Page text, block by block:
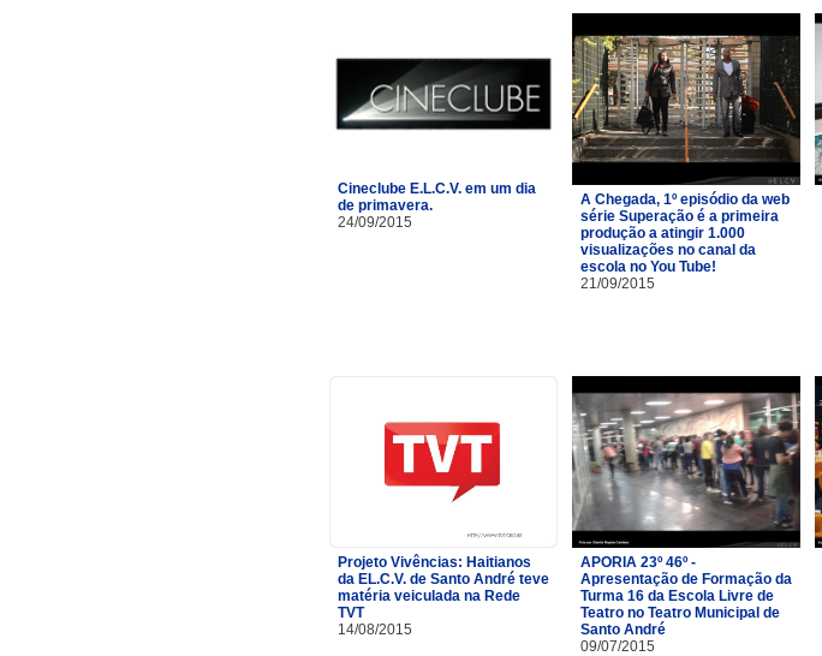
Cineclube E.L.C.V. em um dia
de primavera.
24/09/2015
A Chegada, 1º episódio da web
série Superação é a primeira
produção a atingir 1.000
visualizações no canal da
escola no You Tube!
21/09/2015
Projeto Vivências: Haitianos
da EL.C.V. de Santo André teve
matéria veiculada na Rede
TVT
14/08/2015
APORIA 23º 46º -
Apresentação de Formação da
Turma 16 da Escola Livre de
Teatro no Teatro Municipal de
Santo André
09/07/2015